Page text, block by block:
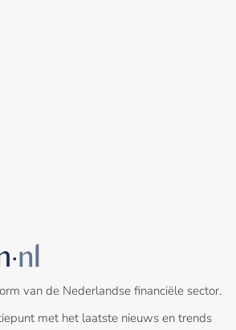
van de Nederlandse financiële sector.
met het laatste nieuws en trends